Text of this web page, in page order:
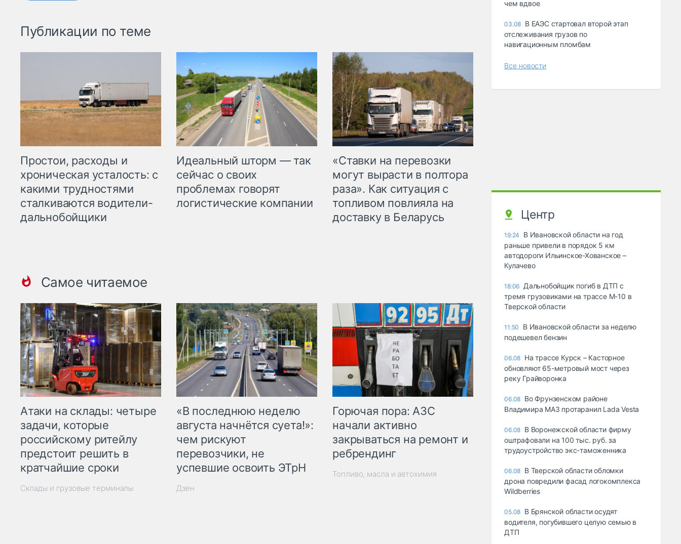
Публикации по теме
Простои, расходы и
хроническая усталость: с
какими трудностями
сталкиваются водители-
дальнобойщики
Идеальный шторм — так
сейчас о своих
проблемах говорят
логистические компании
«Ставки на перевозки
могут вырасти в полтора
раза». Как ситуация с
топливом повлияла на
доставку в Беларусь
Самое читаемое
Атаки на склады: четыре
задачи, которые
российскому ритейлу
предстоит решить в
кратчайшие сроки
Склады и грузовые терминалы
«В последнюю неделю
августа начнётся суета!»:
чем рискуют
перевозчики, не
успевшие освоить ЭТрН
Дзен
Горючая пора: АЗС
начали активно
закрываться на ремонт и
ребрендинг
Топливо, масла и автохимия
чем вдвое
03.08 В ЕАЭС стартовал второй этап
отслеживания грузов по
навигационным пломбам
Все новости
Центр
19:24
В Ивановской области на год
раньше привели в порядок 5 км
автодороги Ильинское-Хованское –
Кулачево
18:06 Дальнобойщик погиб в ДТП с
тремя грузовиками на трассе М-10 в
Тверской области
11:50
В Ивановской области за неделю
подешевел бензин
06.08 На трассе Курск – Касторное
обновляют 65-метровый мост через
реку Грайворонка
06.08 Во Фрунзенском районе
Владимира МАЗ протаранил Lada Vesta
06.08 В Воронежской области фирму
оштрафовали на 100 тыс. руб. за
трудоустройство экс-таможенника
06.08 В Тверской области обломки
дрона повредили фасад логокомплекса
Wildberries
05.08 В Брянской области осудят
водителя, погубившего целую семью в
ДТП